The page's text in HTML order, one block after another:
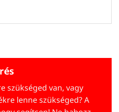
szükséged van, vagy
lenne szükséged? A